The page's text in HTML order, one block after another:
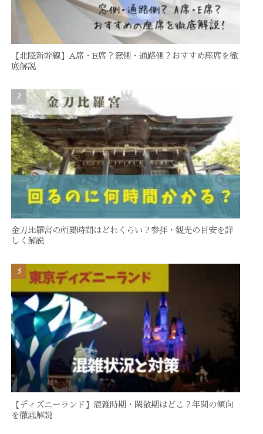
【北陸新幹線】A席・E席？窓側・通路側？おすすめ座席を徹
底解説
金刀比羅宮の所要時間はどれくらい？参拝・観光の目安を詳
しく解説
【ディズニーランド】混雑時期・閑散期はどこ？年間の傾向
を徹底解説